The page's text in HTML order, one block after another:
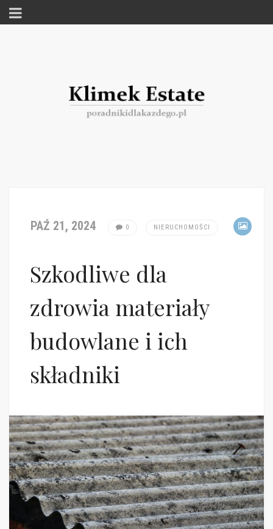
PAŹ 21, 2024 0 NIERUCHOMOŚCI
Szkodliwe dla
zdrowia materiały
budowlane i ich
składniki